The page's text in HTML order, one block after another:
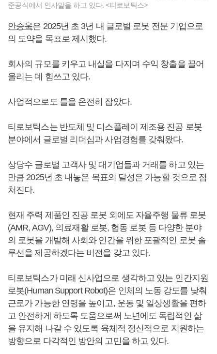
준공식에서 인사말을 하고 있다. <티로보틱스>
안승욱은 2025년 초 3년 내 글로벌 로봇 전문 기업으로
의 도약을 목표로 제시했다.
회사의 규모를 키우고 내실을 다지며 수익 창출을 끌어
올리는 데 힘쓰고 있다.
사업적으로도 틀을 온전히 잡았다.
티로보틱스는 반도체 및 디스플레이 제조용 진공 로봇
분야에서 글로벌 리더십과 사업경험를 갖춰왔다.
상당수 글로벌 고객사 및 대기업들과 거래를 하고 있는
만큼 2025년 초 내놓은 목표의 달성은 가능할 것으로 점
쳐진다.
현재 주력 제품인 진공 로봇 외에도 자율주행 물류 로봇
(AMR, AGV), 의료재활 로봇, 협동 로봇 등 다양한 분야
의 로봇을 개발해 사회와 인간을 위한 포괄적인 로봇 솔
루션을 제공하겠다는 비전을 갖고 있다.
티로보틱스가 미래 신사업으로 생각하고 있는 인간지원
로봇(Human Support Robot)은 인체의 노동 강도를 낮춰
근로가 가능한 연령을 높이고, 운동 및 일상생활을 편하
고 안전하게 하도록 도움으로써 노년에도 독립적인 삶
을 유지해 나갈 수 있도록 육체적 정신적으로 지원하는
방향으로 다각적인 방안의 고민을 하고 있다.